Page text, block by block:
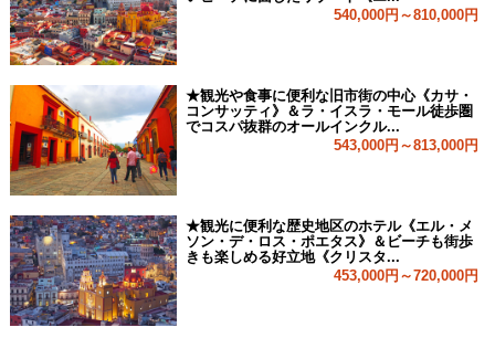
540,000円～810,000円
★観光や食事に便利な旧市街の中心《カサ・
コンサッティ》＆ラ・イスラ・モール徒歩圏
でコスパ抜群のオールインクル...
543,000円～813,000円
★観光に便利な歴史地区のホテル《エル・メ
ソン・デ・ロス・ポエタス》＆ビーチも街歩
きも楽しめる好立地《クリスタ...
453,000円～720,000円